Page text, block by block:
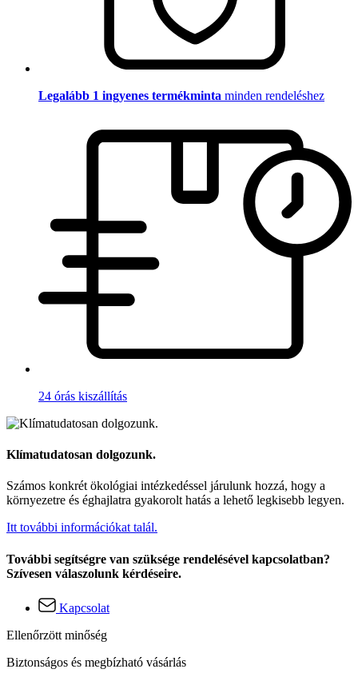
Legalább 1 ingyenes termékminta minden rendeléshez
24 órás kiszállítás
Klímatudatosan dolgozunk.
Számos konkrét ökológiai intézkedéssel járulunk hozzá, hogy a
környezetre és éghajlatra gyakorolt hatás a lehető legkisebb legyen.
Itt további információkat talál.
További segítségre van szüksége rendelésével kapcsolatban?
Szívesen válaszolunk kérdéseire.
Kapcsolat
Ellenőrzött minőség
Biztonságos és megbízható vásárlás